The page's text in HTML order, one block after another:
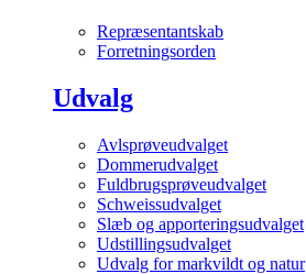
Repræsentantskab
Forretningsorden
Udvalg
Avlsprøveudvalget
Dommerudvalget
Fuldbrugsprøveudvalget
Schweissudvalget
Slæb og apporteringsudvalget
Udstillingsudvalget
Udvalg for markvildt og natur